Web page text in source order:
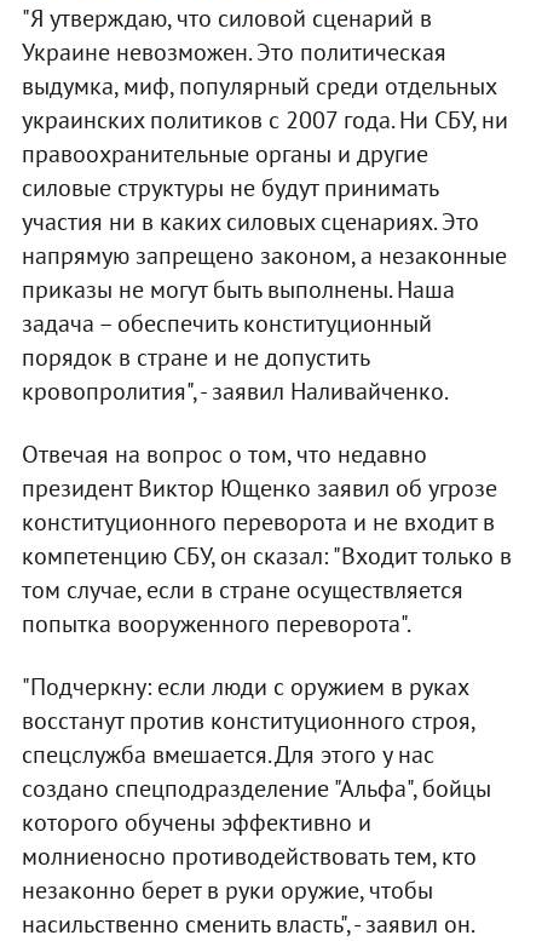
"Я утверждаю, что силовой сценарий в
Украине невозможен. Это политическая
выдумка, миф, популярный среди отдельных
украинских политиков с 2007 года. Ни СБУ, ни
правоохранительные органы и другие
силовые структуры не будут принимать
участия ни в каких силовых сценариях. Это
напрямую запрещено законом, а незаконные
приказы не могут быть выполнены. Наша
задача – обеспечить конституционный
порядок в стране и не допустить
кровопролития", - заявил Наливайченко.
Отвечая на вопрос о том, что недавно
президент Виктор Ющенко заявил об угрозе
конституционного переворота и не входит в
компетенцию СБУ, он сказал: "Входит только в
том случае, если в стране осуществляется
попытка вооруженного переворота".
"Подчеркну: если люди с оружием в руках
восстанут против конституционного строя,
спецслужба вмешается. Для этого у нас
создано спецподразделение "Альфа", бойцы
которого обучены эффективно и
молниеносно противодействовать тем, кто
незаконно берет в руки оружие, чтобы
насильственно сменить власть", - заявил он.